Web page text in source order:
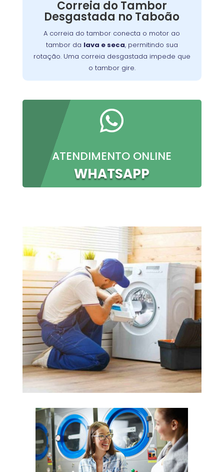
Correia do Tambor
Desgastada no Taboão
A correia do tambor conecta o motor ao
tambor da lava e seca, permitindo sua
rotação. Uma correia desgastada impede que
o tambor gire.
o problema, permitindo que você continue a
preparar suas refeições favoritas sem
interrupções.

ATENDIMENTO ONLINE
WHATSAPP